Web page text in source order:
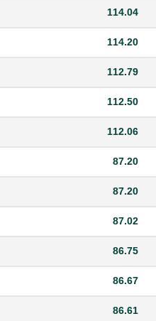
114.04
114.20
112.79
112.50
112.06
87.20
87.20
87.02
86.75
86.67
86.61